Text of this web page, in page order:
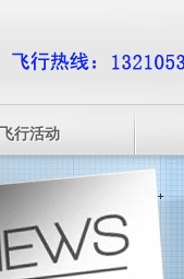
飞行活动